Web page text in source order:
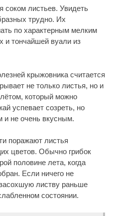
соком листьев. Увидеть
трудно. Их
по характерным мелким
и тончайшей вуали из
крыжовника считается
не только листья, но и
который можно
успевает созреть, но
и не очень вкусным.
поражают листья
цветов. Обычно грибок
половине лета, когда
Если ничего не
листву раньше
состоянии.